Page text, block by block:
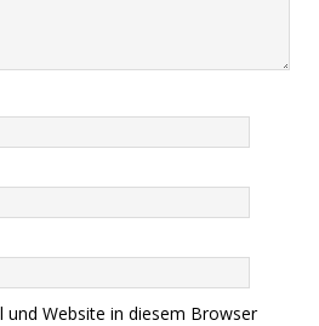
und Website in diesem Browser